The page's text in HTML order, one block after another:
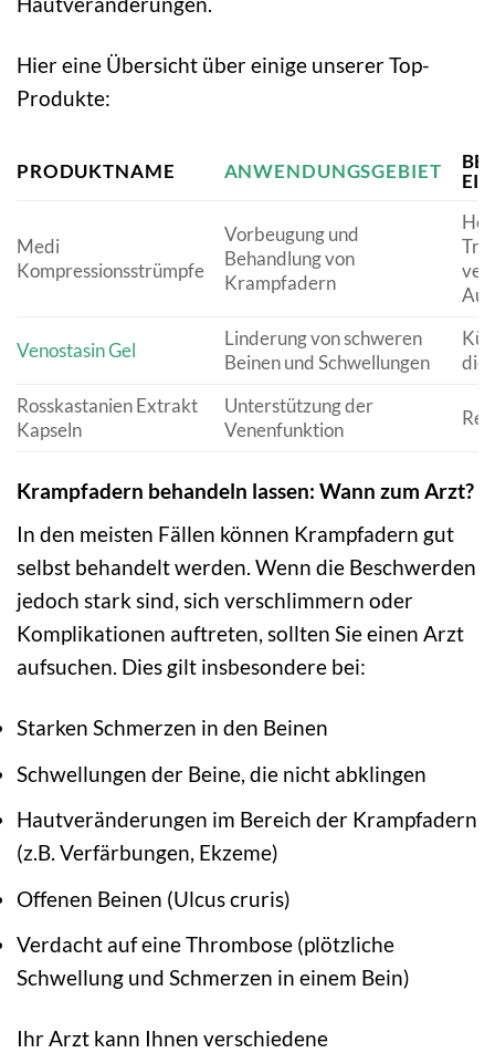
Hier eine Übersicht über einige unserer Top-
Produkte:
PRODUKTNAME ANWENDUNGSGEBIET
Medi
Kompressionsstrümpfe
Vorbeugung und
Behandlung von
Krampfadern
VenostasinGel
Linderung von schweren
Beinen und Schwellungen
die
Rosskastanien Extrakt
Kapseln
Unterstützung der
Venenfunktion
Krampfadern behandeln lassen: Wann zum Arzt?
In den meisten Fällen können Krampfadern gut
selbst behandelt werden. Wenn die Beschwerden
jedoch stark sind, sich verschlimmern oder
Komplikationen auftreten, sollten Sie einen Arzt
aufsuchen. Dies gilt insbesondere bei:
Starken Schmerzen in den Beinen
Schwellungen der Beine, die nicht abklingen
Hautveränderungen im Bereich der Krampfadern
(z.B. Verfärbungen, Ekzeme)
Offenen Beinen (Ulcus cruris)
Verdacht auf eine Thrombose (plötzliche
Schwellung und Schmerzen in einem Bein)
Ihr Arzt kann Ihnen verschiedene